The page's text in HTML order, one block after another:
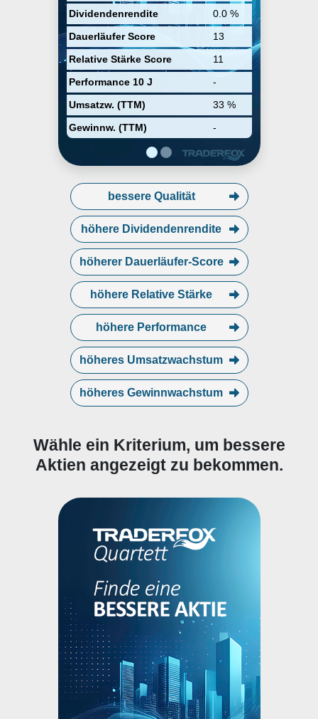
Dividendenrendite
0.0 %
Dauerläufer Score
13
Relative Stärke Score
11
Performance 10 J
-
Umsatzw. (TTM)
33 %
Gewinnw. (TTM)
-
bessere Qualität
höhere Dividendenrendite
höherer Dauerläufer-Score
höhere Relative Stärke
höhere Performance
höheres Umsatzwachstum
höheres Gewinnwachstum
Wähle ein Kriterium, um bessere
Aktien angezeigt zu bekommen.